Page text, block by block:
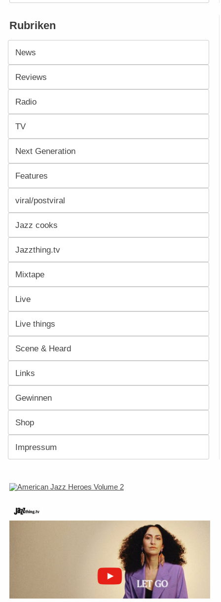
Rubriken
News
Reviews
Radio
TV
Next Generation
Features
viral/postviral
Jazz cooks
Jazzthing.tv
Mixtape
Live
Live things
Scene & Heard
Links
Gewinnen
Shop
Impressum